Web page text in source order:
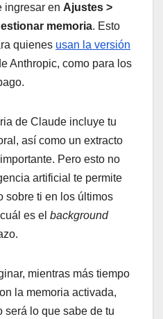
ingresar en Ajustes >
memoria. Esto
quienes usan la versión
Anthropic, como para los
de Claude incluye tu
así como un extracto
Pero esto no
artificial te permite
sobre ti en los últimos
es el background
mientras más tiempo
la memoria activada,
será lo que sabe de tu